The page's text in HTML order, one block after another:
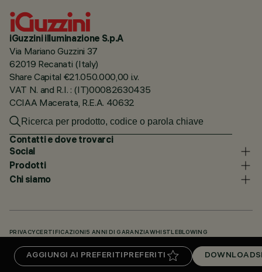
AGGIUNGI AI PREFERITI PREFERITI DOWNLOADS
iGuzzini illuminazione S.p.A
Via Mariano Guzzini 37
62019 Recanati (Italy)
Share Capital €21.050.000,00 i.v.
VAT N. and R.I. : (IT)00082630435
CCIAA Macerata, R.E.A. 40632
Contatti e dove trovarci
Social
Prodotti
Chi siamo
PRIVACY CERTIFICAZIONI 5 ANNI DI GARANZIAWHISTLEBLOWING
KNOWLEDGE BASE (LOGIN NECESSARIO)DOWNLOADS